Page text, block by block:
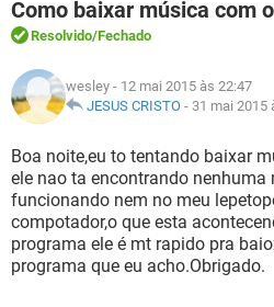
INSTAGRAM
GUIA DE COMPRAS
OUTLOOK
INSTAGRAM
GUIA DE COMPRAS
JOGOS
CELULAR
OUTLOOK
INSTAGRAM
GUIA DE COMPRAS
FÓRUM
JOGOS
CELULAR
INSTAGRAM
GUIA DE COMPRAS
GLOSSÁRIO
JOGOS
CELULAR
OUTLOOK
INSTAGRAM
GUIA DE COMPRAS
Como baixar música com
Resolvido/Fechado
wesley - 12 mai 2015 às 22:47
JESUS CRISTO - 31 mai 2015
Boa noite,eu to tentando baixar
ele nao ta encontrando
funcionando nem no meu
compotador,o que esta
programa ele é mt rapido pra
programa que eu acho.Obrigado.